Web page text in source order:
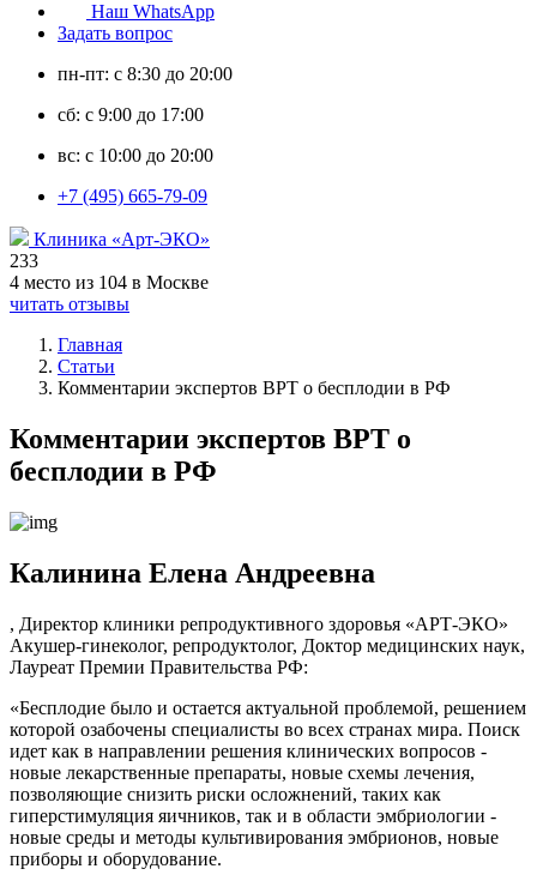
Наш WhatsApp
Задать вопрос
пн-пт: с 8:30 до 20:00
сб: с 9:00 до 17:00
вс: с 10:00 до 20:00
+7 (495) 665-79-09
Клиника «Арт-ЭКО»
233
4 место из 104 в Москве
читать отзывы
Главная
Статьи
Комментарии экспертов ВРТ о бесплодии в РФ
Комментарии экспертов ВРТ о
бесплодии в РФ
Калинина Елена Андреевна
, Директор клиники репродуктивного здоровья «АРТ-ЭКО»
Акушер-гинеколог, репродуктолог, Доктор медицинских наук,
Лауреат Премии Правительства РФ:
«Бесплодие было и остается актуальной проблемой, решением
которой озабочены специалисты во всех странах мира. Поиск
идет как в направлении решения клинических вопросов -
новые лекарственные препараты, новые схемы лечения,
позволяющие снизить риски осложнений, таких как
гиперстимуляция яичников, так и в области эмбриологии -
новые среды и методы культивирования эмбрионов, новые
приборы и оборудование.